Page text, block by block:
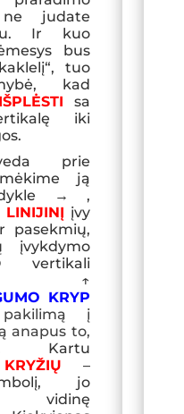
judate
Ir kuo
bus
tuo
kad
IŠPLĖSTI
sa
iki
prie
ją
→
,
LINIJINĮ įvy
pasekmių,
įvykdymo
↑
KRYP
į
anapus to,
Kartu
KRYŽIŲ –
jo
vidinę